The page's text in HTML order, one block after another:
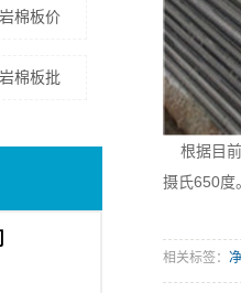
棉板价
棉板批
根据目前
摄氏650度
相关标签：